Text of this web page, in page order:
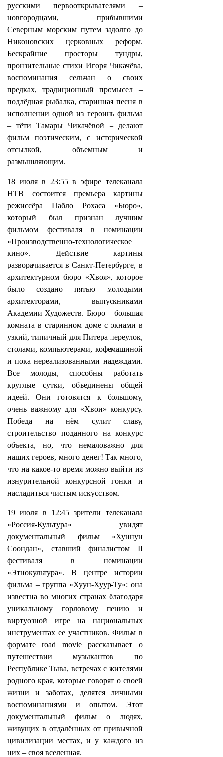
русскими первооткрывателями –
новгородцами, прибывшими
Северным морским путем задолго до
Никоновских церковных реформ.
Бескрайние просторы тундры,
пронзительные стихи Игоря Чикачёва,
воспоминания сельчан о своих
предках, традиционный промысел –
подлёдная рыбалка, старинная песня в
исполнении одной из героинь фильма
– тёти Тамары Чикачёвой – делают
фильм поэтическим, с исторической
отсылкой, объемным и
размышляющим.
18 июля в 23:55 в эфире телеканала
НТВ состоится премьера картины
режиссёра Пабло Рохаса «Бюро»,
который был признан лучшим
фильмом фестиваля в номинации
«Производственно-технологическое
кино». Действие картины
разворачивается в Санкт-Петербурге, в
архитектурном бюро «Хвоя», которое
было создано пятью молодыми
архитекторами, выпускниками
Академии Художеств. Бюро – большая
комната в старинном доме с окнами в
узкий, типичный для Питера переулок,
столами, компьютерами, кофемашиной
и пока нереализованными надеждами.
Все молоды, способны работать
круглые сутки, объединены общей
идеей. Они готовятся к большому,
очень важному для «Хвои» конкурсу.
Победа на нём сулит славу,
строительство поданного на конкурс
объекта, но, что немаловажно для
наших героев, много денег! Так много,
что на какое-то время можно выйти из
изнурительной конкурсной гонки и
насладиться чистым искусством.
19 июля в 12:45 зрители телеканала
«Россия-Культура» увидят
документальный фильм «Хуннун
Соондан», ставший финалистом II
фестиваля в номинации
«Этнокультура». В центре истории
фильма – группа «Хуун-Хуур-Ту»: она
известна во многих странах благодаря
уникальному горловому пению и
виртуозной игре на национальных
инструментах ее участников. Фильм в
формате road movie рассказывает о
путешествии музыкантов по
Республике Тыва, встречах с жителями
родного края, которые говорят о своей
жизни и заботах, делятся личными
воспоминаниями и опытом. Этот
документальный фильм о людях,
живущих в отдалённых от привычной
цивилизации местах, и у каждого из
них – своя вселенная.